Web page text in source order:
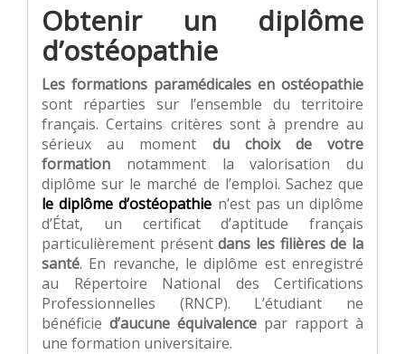
Obtenir un diplôme
d’ostéopathie
Les formations paramédicales en ostéopathie
sont réparties sur l’ensemble du territoire
français. Certains critères sont à prendre au
sérieux au moment du choix de votre
formation notamment la valorisation du
diplôme sur le marché de l’emploi. Sachez que
le diplôme d’ostéopathie n’est pas un diplôme
d’État, un certificat d’aptitude français
particulièrement présentdans les filières de la
santé. En revanche, le diplôme est enregistré
au Répertoire National des Certifications
Professionnelles (RNCP). L’étudiant ne
bénéficie d’aucune équivalence par rapport à
une formation universitaire.